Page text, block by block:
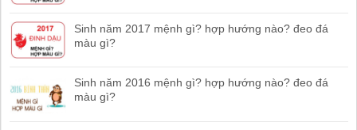
Sinh năm 2017 mệnh gì? hợp hướng nào? đeo đá
màu gì?
Sinh năm 2016 mệnh gì? hợp hướng nào? đeo đá
màu gì?